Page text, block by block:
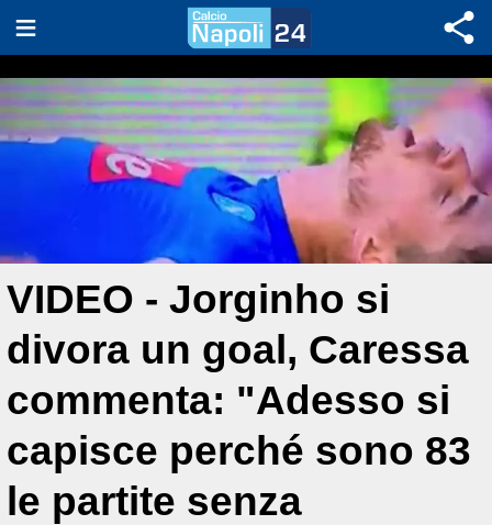
VIDEO - Jorginho si
divora un goal, Caressa
commenta: "Adesso si
capisce perché sono 83
le partite senza